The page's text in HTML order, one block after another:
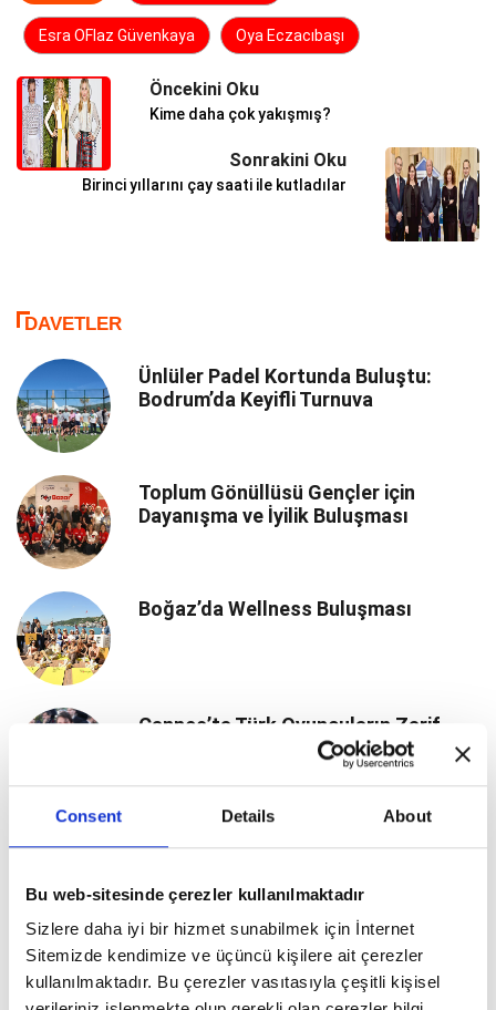
Consent Details About
Bu web-sitesinde çerezler kullanılmaktadır
Sizlere daha iyi bir hizmet sunabilmek için İnternet
Sitemizde kendimize ve üçüncü kişilere ait çerezler
kullanılmaktadır. Bu çerezler vasıtasıyla çeşitli kişisel
Esra OFlaz Güvenkaya Oya Eczacıbaşı
Öncekini Oku
Kime daha çok yakışmış?
Sonrakini Oku
Birinci yıllarını çay saati ile kutladılar
DAVETLER
Ünlüler Padel Kortunda Buluştu:
Bodrum’da Keyifli Turnuva
Toplum Gönüllüsü Gençler için
Dayanışma ve İyilik Buluşması
Boğaz’da Wellness Buluşması
Cannes’ta Türk Oyuncuların Zarif
Cannes’da Türk Yıldızların Işıltısı
Yeni Nesil Seyahat Deneyimi